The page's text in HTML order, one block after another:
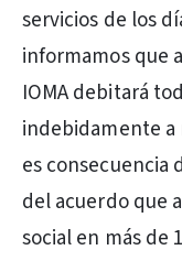
servicios de los
informamos que
IOMA debitará
indebidamente a
es consecuencia
del acuerdo que
social en más de